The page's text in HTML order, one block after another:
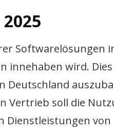
Softwarelösungen
innehaben wird. Dies
Deutschland
Vertrieb soll die
Dienstleistungen von